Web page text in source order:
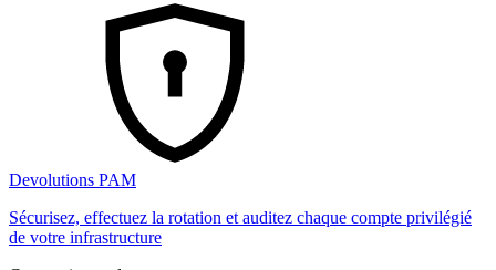
Devolutions PAM
Sécurisez, effectuez la rotation et auditez chaque compte privilégié
de votre infrastructure